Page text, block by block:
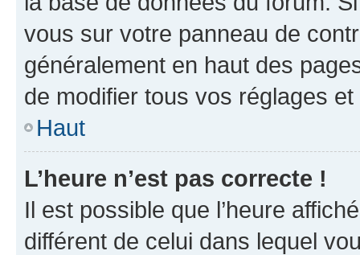
vous sur votre panneau de
généralement en haut des
de modifier tous vos réglages
Haut
L’heure n’est pas correcte !
Il est possible que l’heure
différent de celui dans lequel